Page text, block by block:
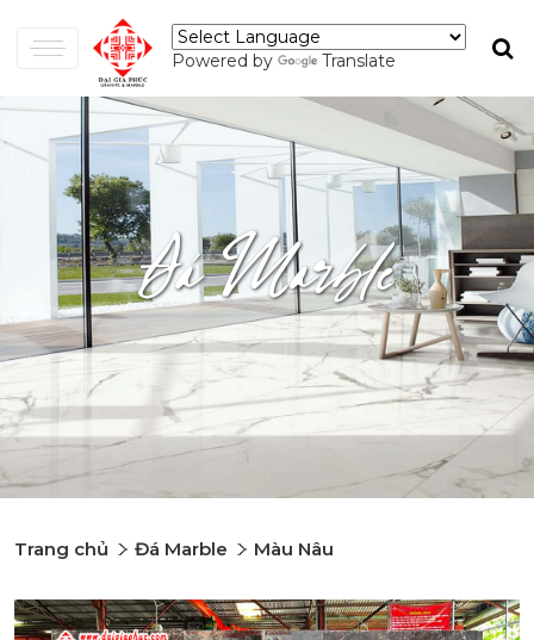
Powered by Translate
Đá Marble
Trang chủ Đá Marble Màu Nâu